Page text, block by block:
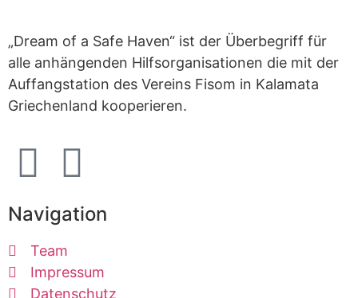
„Dream of a Safe Haven“ ist der Überbegriff für
alle anhängenden Hilfsorganisationen die mit der
Auffangstation des Vereins Fisom in Kalamata
Griechenland kooperieren.
Navigation
Team
Impressum
Datenschutz